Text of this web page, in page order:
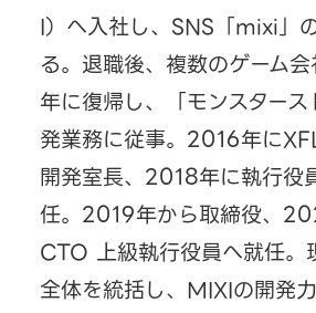
I）へ入社し、SNS「mixi」
る。退職後、複数のゲーム
年に復帰し、「モンスター
発業務に従事。2016年に
開発室長、2018年に執行役
任。2019年から取締役、
CTO 上級執行役員へ就任。
全体を統括し、MIXIの開発